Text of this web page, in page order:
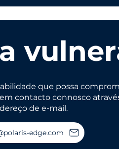
que possa
contacto connosco
de e-mail.
edge.com